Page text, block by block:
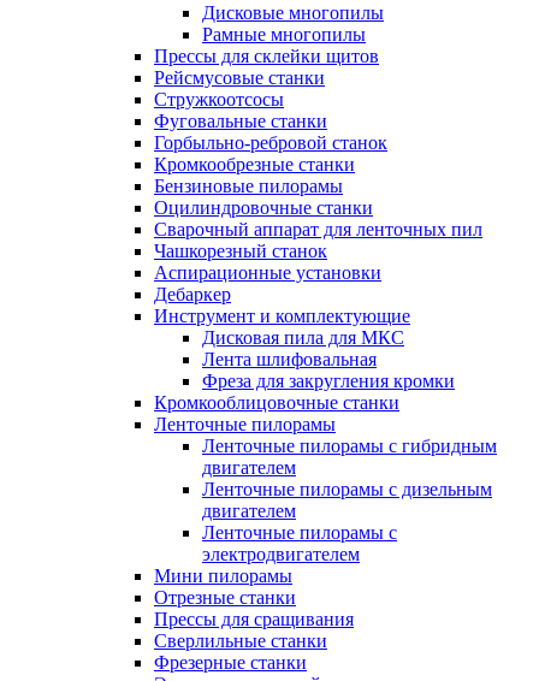
Дисковые многопилы
Рамные многопилы
Прессы для склейки щитов
Рейсмусовые станки
Стружкоотсосы
Фуговальные станки
Горбыльно-ребровой станок
Кромкообрезные станки
Бензиновые пилорамы
Оцилиндровочные станки
Сварочный аппарат для ленточных пил
Чашкорезный станок
Аспирационные установки
Дебаркер
Инструмент и комплектующие
Дисковая пила для МКС
Лента шлифовальная
Фреза для закругления кромки
Кромкооблицовочные станки
Ленточные пилорамы
Ленточные пилорамы с гибридным
двигателем
Ленточные пилорамы с дизельным
двигателем
Ленточные пилорамы с
электродвигателем
Мини пилорамы
Отрезные станки
Прессы для сращивания
Сверлильные станки
Фрезерные станки